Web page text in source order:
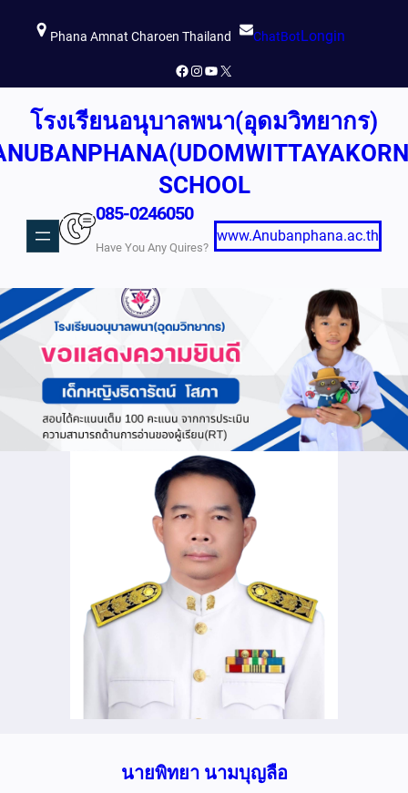
เนื้อหา
Phana Amnat Charoen Thailand ChatBotLongin
Facebook
Instagram
YouTube
X
โรงเรียนอนุบาลพนา(อุดมวิทยากร)
SCHOOL
085-0246050
Have You Any Quires?
www.Anubanphana.ac.th
นายพิทยา นามบุญลือ